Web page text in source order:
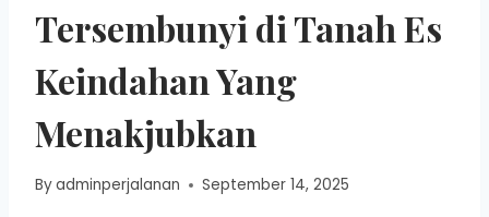
Tersembunyi di Tanah Es
Keindahan Yang
Menakjubkan
Byadminperjalanan September 14, 2025